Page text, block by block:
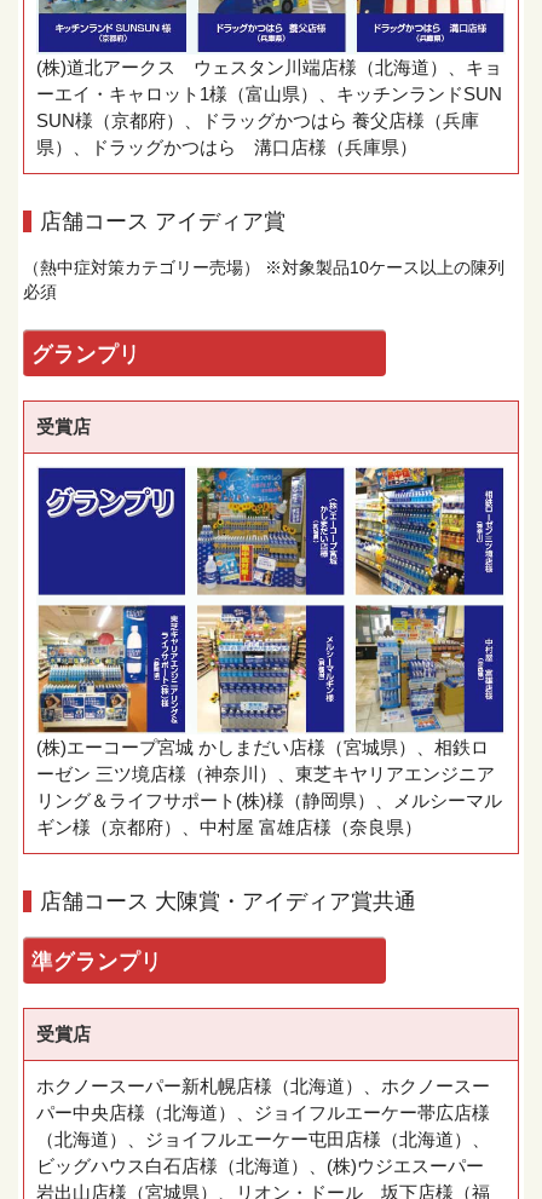
(株)道北アークス ウェスタン川端店様（北海道）、キョ
ーエイ・キャロット1様（富山県）、キッチンランドSUN
SUN様（京都府）、ドラッグかつはら 養父店様（兵庫
県）、ドラッグかつはら 溝口店様（兵庫県）
店舗コース アイディア賞
（熱中症対策カテゴリー売場） ※対象製品10ケース以上の陳列
必須
グランプリ
受賞店
(株)エーコープ宮城 かしまだい店様（宮城県）、相鉄ロ
ーゼン 三ツ境店様（神奈川）、東芝キヤリアエンジニア
リング＆ライフサポート(株)様（静岡県）、メルシーマル
ギン様（京都府）、中村屋 富雄店様（奈良県）
店舗コース 大陳賞・アイディア賞共通
準グランプリ
受賞店
ホクノースーパー新札幌店様（北海道）、ホクノースー
パー中央店様（北海道）、ジョイフルエーケー帯広店様
（北海道）、ジョイフルエーケー屯田店様（北海道）、
ビッグハウス白石店様（北海道）、(株)ウジエスーパー
岩出山店様（宮城県）、リオン・ドール 坂下店様（福